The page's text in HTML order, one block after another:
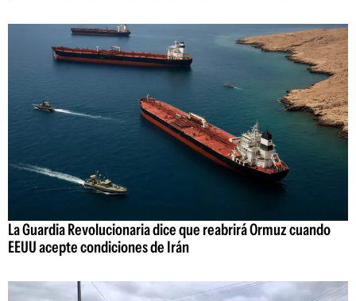
La Guardia Revolucionaria dice que reabrirá Ormuz cuando
EEUU acepte condiciones de Irán